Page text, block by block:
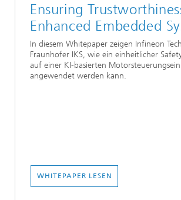
Ensuring
Enhanced Embedded
In diesem Whitepaper zeigen Infineon
Fraunhofer IKS, wie ein einheitlicher
auf einer KI-basierten
angewendet werden kann.
WHITEPAPER LESEN